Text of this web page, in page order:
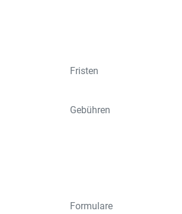
Fristen
Gebühren
Formulare